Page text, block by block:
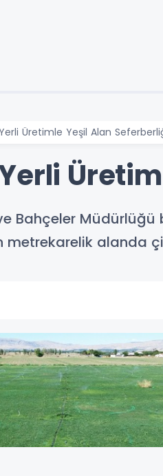
Üretimle Yeşil Alan
Bahçeler
metrekarelik alanda